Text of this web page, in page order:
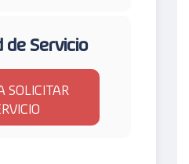
de Servicio
SOLICITAR